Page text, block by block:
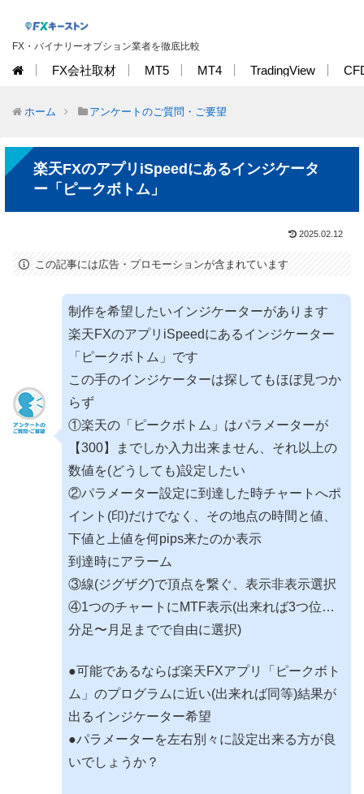
FX・バイナリーオプション業者を徹底比較
FX会社取材 MT5 MT4 TradingView
ホーム アンケートのご質問・ご要望
楽天FXのアプリiSpeedにあるインジケータ
ー「ピークボトム」
2025.02.12
この記事には広告・プロモーションが含まれています
制作を希望したいインジケーターがあります
楽天FXのアプリiSpeedにあるインジケーター
「ピークボトム」です
この手のインジケーターは探してもほぼ見つか
らず
①楽天の「ピークボトム」はパラメーターが
【300】までしか入力出来ません、それ以上の
数値を(どうしても)設定したい
②パラメーター設定に到達した時チャートへポ
イント(印)だけでなく、その地点の時間と値、
下値と上値を何pips来たのか表示
到達時にアラーム
③線(ジグザグ)で頂点を繋ぐ、表示非表示選択
④1つのチャートにMTF表示(出来れば3つ位…
分足〜月足までで自由に選択)
●可能であるならば楽天FXアプリ「ピークボト
ム」のプログラムに近い(出来れば同等)結果が
出るインジケーター希望
●パラメーターを左右別々に設定出来る方が良
いでしょうか？